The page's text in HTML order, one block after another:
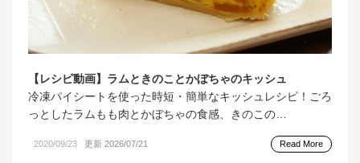
【レシピ動画】ラムときのことかぼちゃのキッシュ
冷凍パイシートを使った時短・簡単なキッシュレシピ！ごろ
っとしたラムもも肉とかぼちゃの食感、きのこの…
2020/09/23 更新 2026/07/21 Read More